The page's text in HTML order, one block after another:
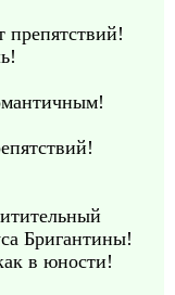
препятствий!
Бригантины!
в юности!